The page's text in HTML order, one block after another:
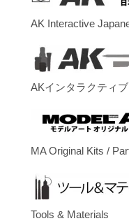
AK Interactive
AKインタラクティ
MA Original Kits /
Tools & Materials